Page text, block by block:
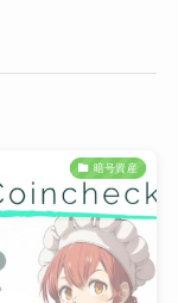
暗号資産